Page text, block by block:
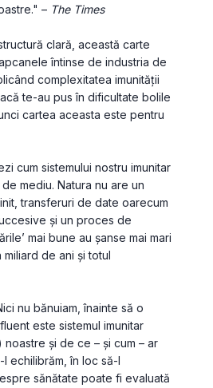
– The Times
clară, această carte
întinse de industria de
complexitatea imunității
te-au pus în dificultate bolile
cartea aceasta este pentru
cum sistemului nostru imunitar
mediu. Natura nu are un
transferuri de date oarecum
și un proces de
mai bune au șanse mai mari
de ani și totul
nu bănuiam, înainte să o
este sistemul imunitar
și de ce – și cum – ar
echilibrăm, în loc să-l
sănătate poate fi evaluată